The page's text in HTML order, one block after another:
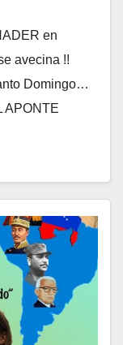
en
avecina !!
Domingo…
APONTE